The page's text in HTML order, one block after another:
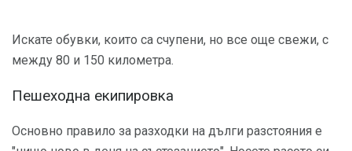
Искате обувки, които са счупени, но все още свежи, с
между 80 и 150 километра.
Пешеходна екипировка
Основно правило за разходки на дълги разстояния е